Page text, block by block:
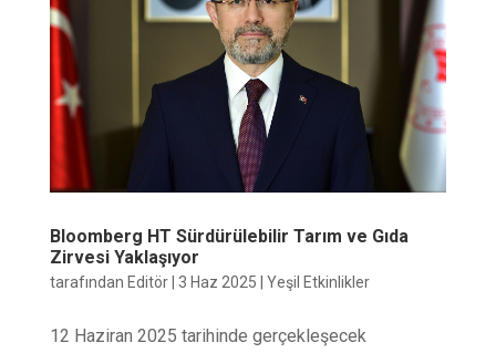
Bloomberg HT Sürdürülebilir Tarım ve Gıda
Zirvesi Yaklaşıyor
tarafından Editör| 3 Haz 2025 Yeşil Etkinlikler
12 Haziran 2025 tarihinde gerçekleşecek